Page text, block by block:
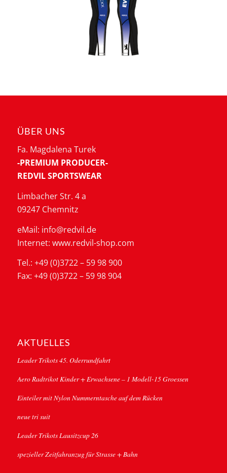
ÜBER UNS
Fa. Magdalena Turek
-PREMIUM PRODUCER-
REDVIL SPORTSWEAR
Limbacher Str. 4 a
09247 Chemnitz
eMail: info@redvil.de
Internet: www.redvil-shop.com
Tel.: +49 (0)3722 – 59 98 900
Fax: +49 (0)3722 – 59 98 904
AKTUELLES
Leader Trikots 45. Oderrundfahrt
Aero Radtrikot Kinder + Erwachsene – 1 Modell-15 Groessen
Einteiler mit Nylon Nummerntasche auf dem Rücken
neue tri suit
Leader Trikots Lausitzcup 26
spezieller Zeitfahranzug für Strasse + Bahn